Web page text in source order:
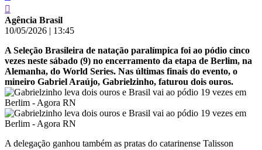
Agência Brasil
10/05/2026 | 13:45
A Seleção Brasileira de natação paralímpica foi ao pódio cinco
vezes neste sábado (9) no encerramento da etapa de Berlim, na
Alemanha, do World Series. Nas últimas finais do evento, o
mineiro Gabriel Araújo, Gabrielzinho, faturou dois ouros.
A delegação ganhou também as pratas do catarinense Talisson